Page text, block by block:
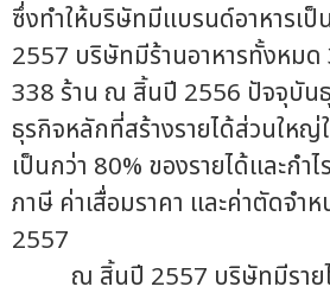
ซึ่งทำให้บริษัทมีแบรนด์อาหารเ
2557 บริษัทมีร้านอาหารทั้งหมด
338 ร้าน ณ สิ้นปี 2556 ปัจจุบันธุ
ธุรกิจหลักที่สร้างรายได้ส่วนให
เป็นกว่า 80% ของรายได้และกำ
ภาษี ค่าเสื่อมราคา และค่าตัดจำ
2557
ณ สิ้นปี 2557 บริษัทมีรายไ